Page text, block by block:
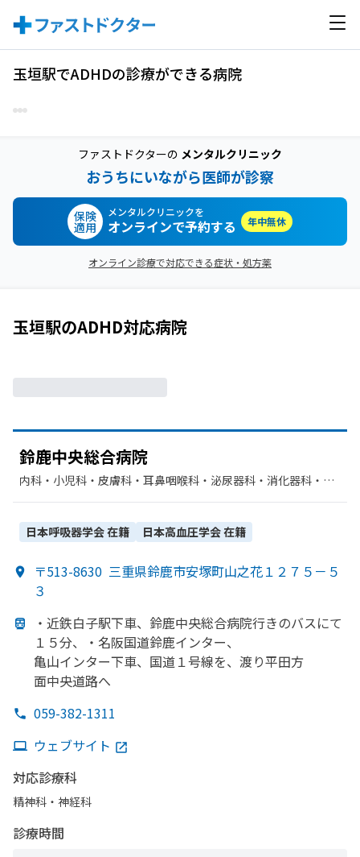
玉垣駅でADHDの診療ができる病院
ファストドクターの メンタルクリニック
おうちにいながら医師が診察
保険
適用
メンタルクリニックを
オンラインで予約する 年中無休
オンライン診療で対応できる症状・処方薬
玉垣駅のADHD対応病院
鈴鹿中央総合病院
内科・​小児科・​皮膚科・​耳鼻咽喉科・​泌尿器科・​消化器科・​呼
人科・​麻酔科・​リハビリテーション・​臨床検査・病理診断・​循
ア・​放射線科
日本呼吸器学会在籍 日本高血圧学会在籍
〒513-8630 三重県鈴鹿市安塚町山之花１２７５－５
３
・近鉄白子駅下車、 鈴鹿中央総合病院行きのバスにて
１５分、
・名阪国道鈴鹿インター、
亀山インター下車、 国道１号線を、 渡り平田方
面中央道路へ
059-382-1311
ウェブサイト
対応診療科
精神科・神経科
診療時間